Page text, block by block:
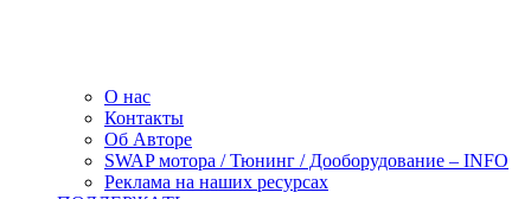
О нас
Контакты
Об Авторе
SWAP мотора / Тюнинг / Дооборудование – INFO
Реклама на наших ресурсах